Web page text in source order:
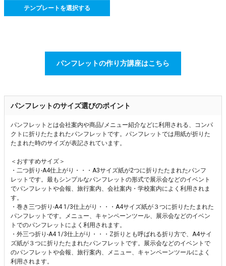
テンプレートを選択する
パンフレットの作り方講座はこちら
パンフレットのサイズ選びのポイント
パンフレットとは会社案内や商品/メニュー紹介などに利用される、コンパ
クトに折りたたまれたパンフレットです。パンフレットでは用紙が折りた
たまれた時のサイズが表記されています。
＜おすすめサイズ＞
・二つ折り-A4仕上がり・・・A3サイズ紙が2つに折りたたまれたパンフ
レットです。最もシンプルなパンフレットの形式で展示会などのイベント
でパンフレットや会報、旅行案内、会社案内・学校案内によく利用されま
す。
・巻き三つ折り-A4 1/3仕上がり・・・A4サイズ紙が３つに折りたたまれた
パンフレットです。メニュー、キャンペーンツール、展示会などのイベン
トでのパンフレットによく利用されます。
・外三つ折り-A4 1/3仕上がり・・・Z折りとも呼ばれる折り方で、A4サイ
ズ紙が３つに折りたたまれたパンフレットです。展示会などのイベントで
のパンフレットや会報、旅行案内、メニュー、キャンペーンツールによく
利用されます。